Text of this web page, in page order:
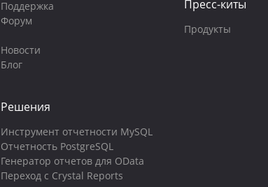
Поддержка
Форум
Новости
Блог
Решения
Инструмент отчетности MySQL
Отчетность PostgreSQL
Генератор отчетов для OData
Переход с Crystal Reports
Пресс-киты
Продукты